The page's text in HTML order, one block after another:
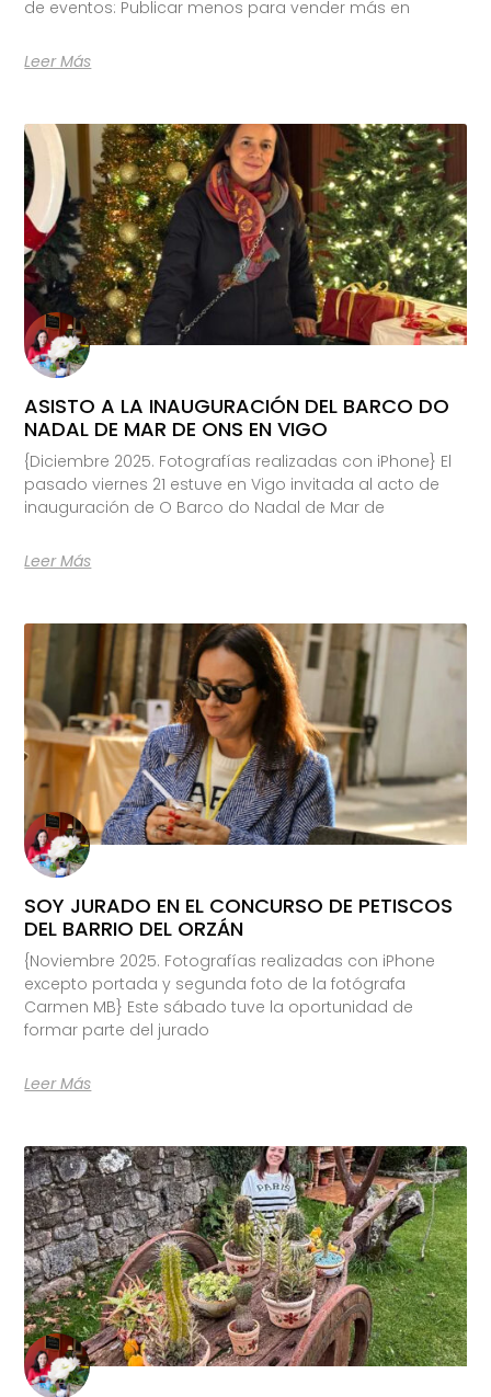
de eventos: Publicar menos para vender más en
Leer Más
ASISTO A LA INAUGURACIÓN DEL BARCO DO
NADAL DE MAR DE ONS EN VIGO
{Diciembre 2025. Fotografías realizadas con iPhone} El
pasado viernes 21 estuve en Vigo invitada al acto de
inauguración de O Barco do Nadal de Mar de
Leer Más
SOY JURADO EN EL CONCURSO DE PETISCOS
DEL BARRIO DEL ORZÁN
{Noviembre 2025. Fotografías realizadas con iPhone
excepto portada y segunda foto de la fotógrafa
Carmen MB} Este sábado tuve la oportunidad de
formar parte del jurado
Leer Más